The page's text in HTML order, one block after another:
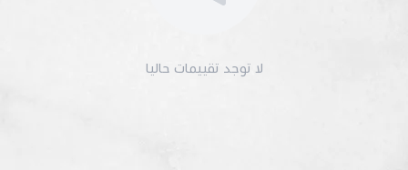
لا توجد تقييمات حاليا